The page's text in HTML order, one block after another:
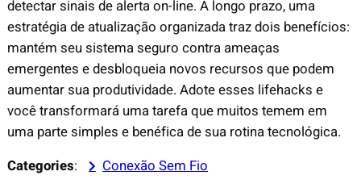
detectar sinais de alerta on-line. A longo prazo, uma
estratégia de atualização organizada traz dois benefícios:
mantém seu sistema seguro contra ameaças
emergentes e desbloqueia novos recursos que podem
aumentar sua produtividade. Adote esses lifehacks e
você transformará uma tarefa que muitos temem em
uma parte simples e benéfica de sua rotina tecnológica.
Categories: Conexão Sem Fio